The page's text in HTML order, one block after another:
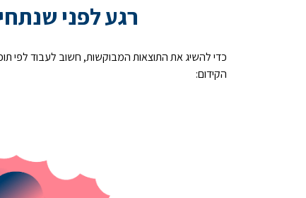
רגע לפני
כדי להשיג את התוצאות המבוקשות, חשוב לעבוד לפי
הקידום: